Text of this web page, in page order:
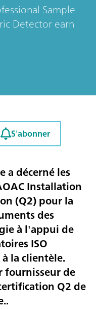
Sample
Detector earn
S'abonner
a décerné les
Installation
(Q2) pour la
des
à l'appui de
ISO
la clientèle.
fournisseur de
Q2 de